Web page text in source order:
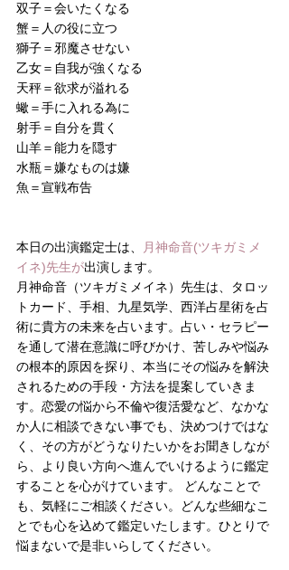
双子＝会いたくなる
蟹＝人の役に立つ
獅子＝邪魔させない
乙女＝自我が強くなる
天秤＝欲求が溢れる
蠍＝手に入れる為に
射手＝自分を貫く
山羊＝能力を隠す
水瓶＝嫌なものは嫌
魚＝宣戦布告
本日の出演鑑定士は、
月神命音(ツキガミメ
イネ)先生が出演します。
月神命音（ツキガミメイネ）先生は、タロッ
トカード、手相、九星気学、西洋占星術を占
術に貴方の未来を占います。占い・セラピー
を通して潜在意識に呼びかけ、苦しみや悩み
の根本的原因を探り、本当にその悩みを解決
されるための手段・方法を提案していきま
す。恋愛の悩から不倫や復活愛など、なかな
か人に相談できない事でも、決めつけではな
く、その方がどうなりたいかをお聞きしなが
ら、より良い方向へ進んでいけるように鑑定
することを心がけています。 どんなことで
も、気軽にご相談ください。どんな些細なこ
とでも心を込めて鑑定いたします。ひとりで
悩まないで是非いらしてください。